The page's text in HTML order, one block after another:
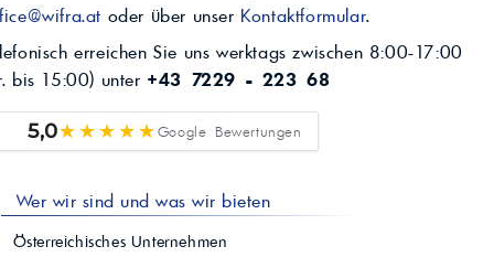
oder über unser Kontaktformular.
erreichen Sie uns werktags zwischen 8:00-17:00
bis 15:00) unter +43 7229 - 223 68
5,0★★★★★Google Bewertungen
Wer wir sind und was wir bieten
Österreichisches Unternehmen